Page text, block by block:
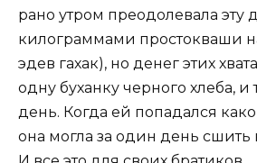
рано утром преодолевала эту
килограммами простокваши
эдев гахак), но денег этих
одну буханку черного хлеба,
день. Когда ей попадался
она могла за один день сшить